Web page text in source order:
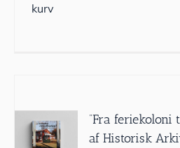
kurv
”Fra feriekoloni
af Historisk